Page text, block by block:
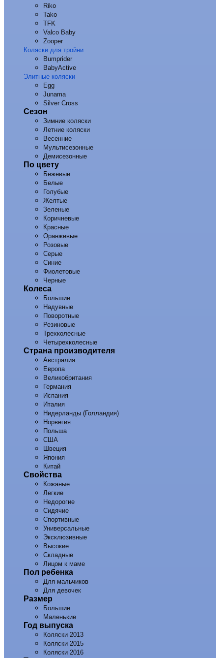
Riko
Tako
TFK
Valco Baby
Zooper
Коляски для тройни
Bumprider
BabyActive
Элитные коляски
Egg
Junama
Silver Cross
Сезон
Зимние коляски
Летние коляски
Весенние
Мультисезонные
Демисезонные
По цвету
Бежевые
Белые
Голубые
Желтые
Зеленые
Коричневые
Красные
Оранжевые
Розовые
Серые
Синие
Фиолетовые
Черные
Колеса
Большие
Надувные
Поворотные
Резиновые
Трехколесные
Четырехколесные
Страна производителя
Австралия
Европа
Великобритания
Германия
Испания
Италия
Нидерланды (Голландия)
Норвегия
Польша
США
Швеция
Япония
Китай
Свойства
Кожаные
Легкие
Недорогие
Сидячие
Спортивные
Универсальные
Эксклюзивные
Высокие
Складные
Лицом к маме
Пол ребенка
Для мальчиков
Для девочек
Размер
Большие
Маленькие
Год выпуска
Коляски 2013
Коляски 2015
Коляски 2016